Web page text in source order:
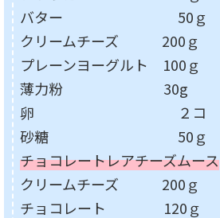
バター 50ｇ
クリームチーズ 200ｇ
プレーンヨーグルト 100ｇ
薄力粉 30g
卵 ２コ
砂糖 50ｇ
チョコレートレアチーズムース
クリームチーズ 200ｇ
チョコレート 120ｇ